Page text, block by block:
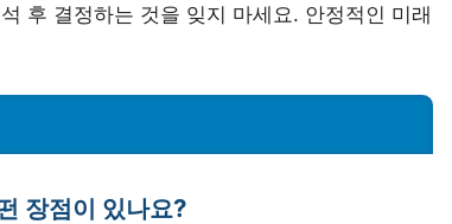
후 결정하는 것을 잊지 마세요. 안정적인 미래
장점이 있나요?